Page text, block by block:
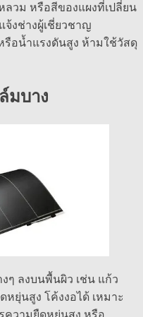
ลวม หรือสีของแผงที่เปลี่ยน
จ้งช่างผู้เชี่ยวชาญ
อน้ำแรงดันสูง ห้ามใช้วัสดุ
มบาง
ๆ ลงบนพื้นผิว เช่น แก้ว
ยุ่นสูง โค้งงอได้ เหมาะ
ความยืดหยุ่นสูง หรือ